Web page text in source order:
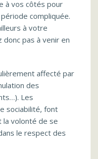
à vos côtés pour
compliquée.
à votre
donc pas à venir en
affecté par
des
Les
sociabilité, font
la volonté de se
le respect des